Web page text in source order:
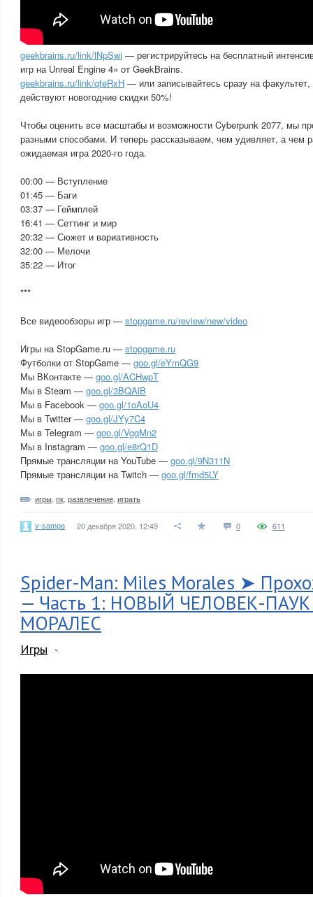
geekbrains.ru/link/lNpSwi — регистрируйтесь на бесплатный
игр на Unreal Engine 4» от GeekBrains.
geekbrains.ru/link/qfeRxH — или записывайтесь сразу на
действуют новогодние скидки 50%!
Чтобы оценить все масштабы и возможности Cyberpunk 2077, мы
разными способами. И теперь рассказываем, чем удивляет, а чем
ожидаемая игра 2020-го года.
00:00 — Вступление
01:45 — Баги
03:37 — Геймплей
16:41 — Сеттинг и мир
20:32 — Сюжет и вариативность
32:00 — Мелочи
35:22 — Итог
***
Все видеообзоры игр — stopgame.ru/review/new/video
Игры на StopGame.ru — stopgame.ru
Футболки от StopGame — goo.gl/eYmQG9
Мы ВКонтакте — goo.gl/ACHwpT
Мы в Steam — goo.gl/3BQAlB
Мы в Facebook — goo.gl/1oAoU4
Мы в Twitter — goo.gl/JYy7C4
Мы в Telegram — goo.gl/VgqMn2
Мы в Instagram — goo.gl/e8rQ1D
Прямые трансляции на YouTube — goo.gl/9N311N
Прямые трансляции на Twitch — goo.gl/fmd5LY
игры пк развлечение играть
v-sampe 20 декабря 2020, 12:49 0 611
Spider-Man: Miles Morales ➤
— Часть 1: НОВЫЙ ЧЕЛОВЕК-
МОРАЛЕС
Игры